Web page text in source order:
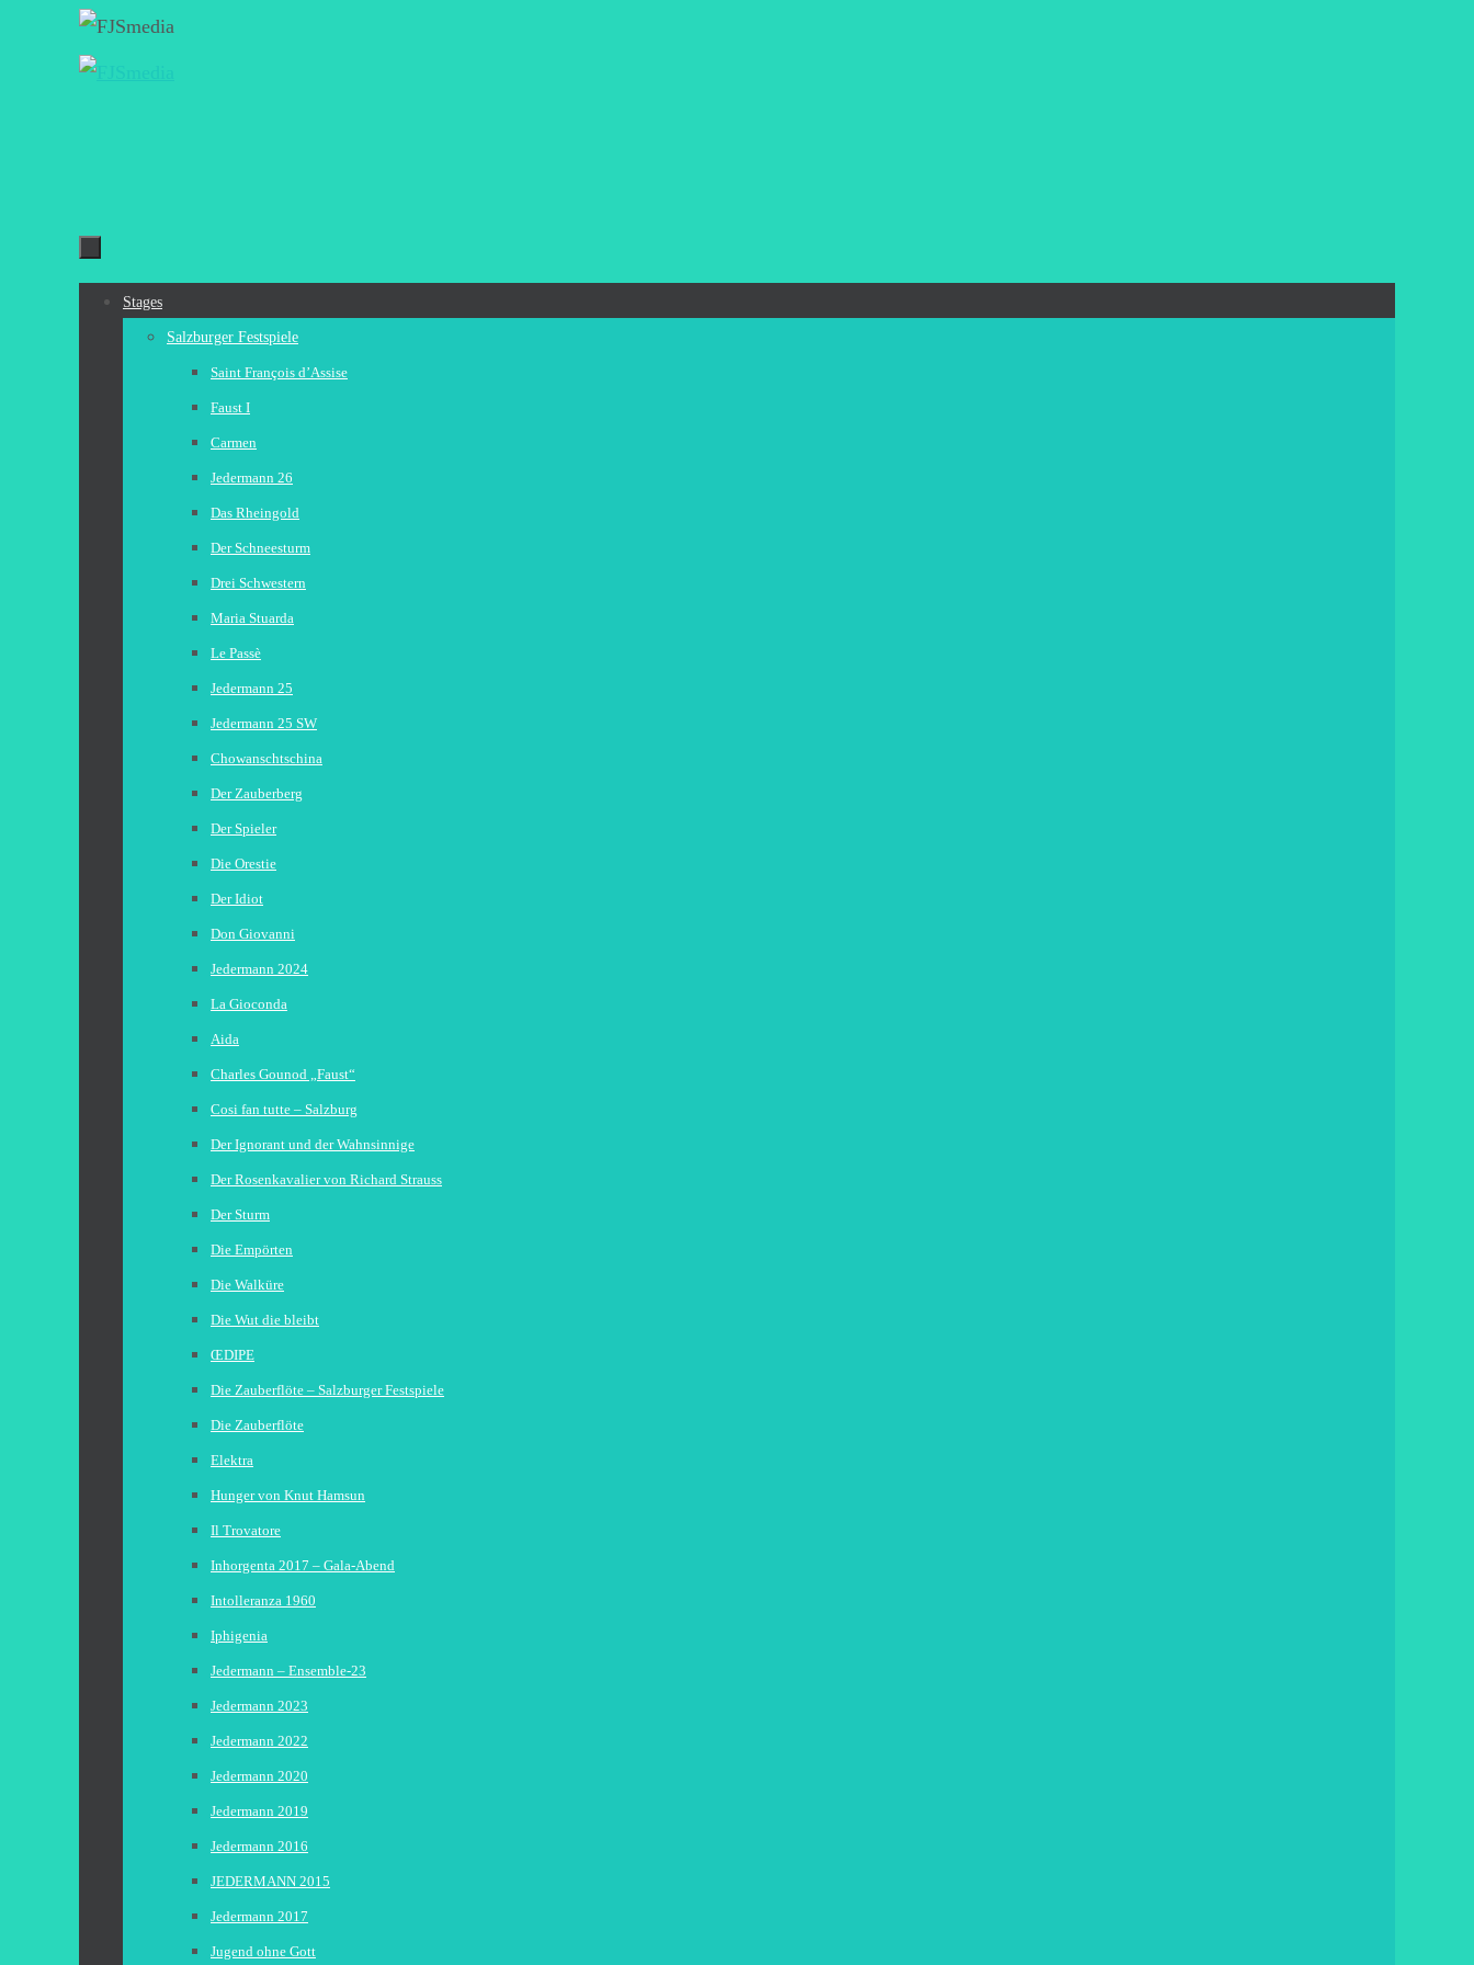
Zum
Stages
Salzburger Festspiele
Saint François d’Assise
Faust I
Carmen
Jedermann 26
Das Rheingold
Der Schneesturm
Drei Schwestern
Maria Stuarda
Le Passè
Jedermann 25
Jedermann 25 SW
Chowanschtschina
Der Zauberberg
Der Spieler
Die Orestie
Der Idiot
Don Giovanni
Jedermann 2024
La Gioconda
Aida
Charles Gounod „Faust“
Cosi fan tutte – Salzburg
Der Ignorant und der Wahnsinnige
Der Rosenkavalier von Richard Strauss
Der Sturm
Die Empörten
Die Walküre
Die Wut die bleibt
ŒDIPE
Die Zauberflöte – Salzburger Festspiele
Die Zauberflöte
Elektra
Hunger von Knut Hamsun
Il Trovatore
Inhorgenta 2017 – Gala-Abend
Intolleranza 1960
Iphigenia
Jedermann – Ensemble-23
Jedermann 2023
Jedermann 2022
Jedermann 2020
Jedermann 2019
Jedermann 2016
JEDERMANN 2015
Jedermann 2017
Jugend ohne Gott